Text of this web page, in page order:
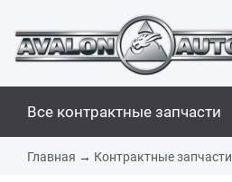
Все контрактные запчасти
Главная → Контрактные запчасти